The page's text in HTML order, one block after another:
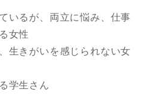
いるが、両立に悩み、仕事
女性
生きがいを感じられない女
学生さん